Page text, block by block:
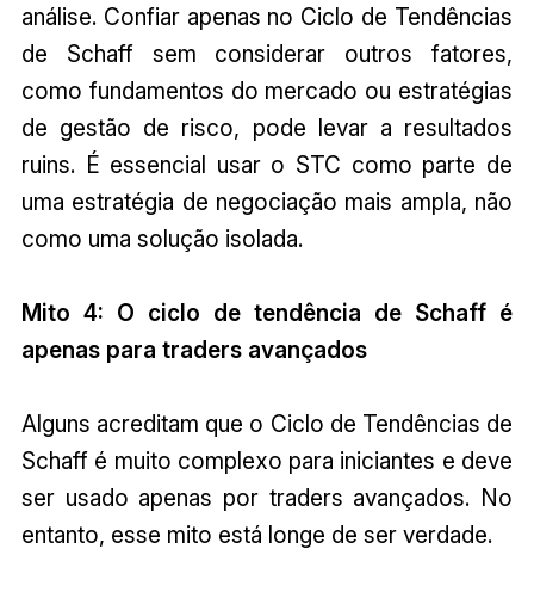
análise. Confiar apenas no Ciclo de Tendências
de Schaff sem considerar outros fatores,
como fundamentos do mercado ou estratégias
de gestão de risco, pode levar a resultados
ruins. É essencial usar o STC como parte de
uma estratégia de negociação mais ampla, não
como uma solução isolada.
Mito 4: O ciclo de tendência de Schaff é
apenas para traders avançados
Alguns acreditam que o Ciclo de Tendências de
Schaff é muito complexo para iniciantes e deve
ser usado apenas por traders avançados. No
entanto, esse mito está longe de ser verdade.